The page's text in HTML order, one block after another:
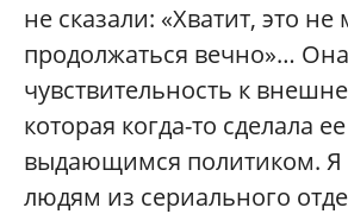
не сказали: «Хватит, это
продолжаться вечно»…
чувствительность к
которая когда-то сделала
выдающимся политиком. Я
людям из сериального